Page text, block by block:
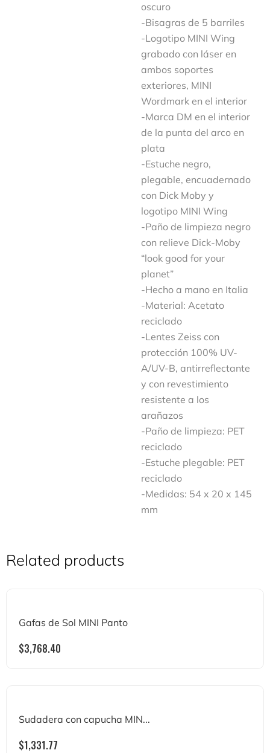
oscuro
-Bisagras de 5 barriles
-Logotipo MINI Wing
grabado con láser en
ambos soportes
exteriores, MINI
Wordmark en el interior
-Marca DM en el interior
de la punta del arco en
plata
-Estuche negro,
plegable, encuadernado
con Dick Moby y
logotipo MINI Wing
-Paño de limpieza negro
con relieve Dick-Moby
“look good for your
planet”
-Hecho a mano en Italia
-Material: Acetato
reciclado
-Lentes Zeiss con
protección 100% UV-
A/UV-B, antirreflectante
y con revestimiento
resistente a los
arañazos
-Paño de limpieza: PET
reciclado
-Estuche plegable: PET
reciclado
-Medidas: 54 x 20 x 145
mm
Related products
Gafas de Sol MINI Panto
$3,768.40
Sudadera con capucha MIN...
$1,331.77